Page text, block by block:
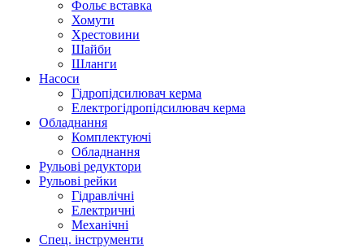
Фольє вставка
Хомути
Хрестовини
Шайби
Шланги
Насоси
Гідропідсилювач керма
Електрогідропідсилювач керма
Обладнання
Комплектуючі
Обладнання
Рульові редуктори
Рульові рейки
Гідравлічні
Електричні
Механічні
Спец. інструменти